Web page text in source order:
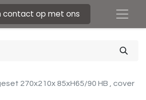
contact op met ons
270x210x 85xH65/90 HB , cover